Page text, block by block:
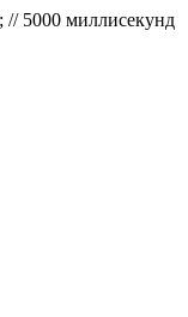
5000 миллисекунд